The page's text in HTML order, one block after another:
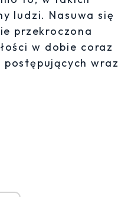
ludzi. Nasuwa się
przekroczona
w dobie coraz
postępujących wraz